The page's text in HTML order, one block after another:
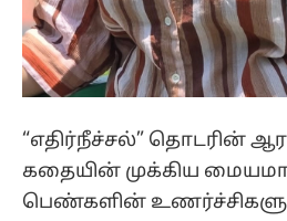
“எதிர்நீச்சல்” தொடரின்
கதையின் முக்கிய
பெண்களின்